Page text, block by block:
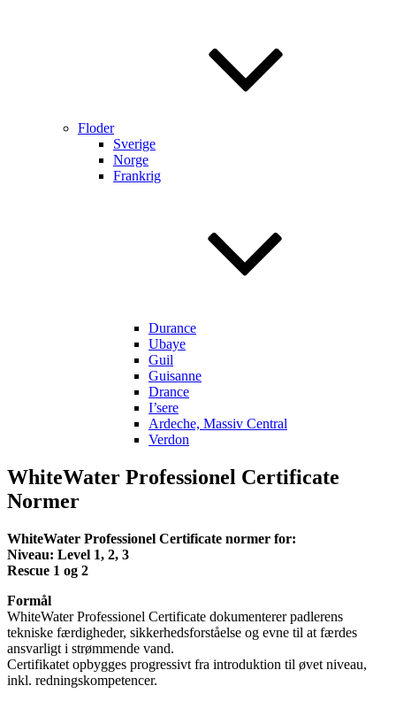
Floder
Sverige
Norge
Frankrig
Durance
Ubaye
Guil
Guisanne
Drance
I’sere
Ardeche, Massiv Central
Verdon
WhiteWater Professionel Certificate
Normer
WhiteWater Professionel Certificate normer for:
Niveau: Level 1, 2, 3
Rescue 1 og 2
Formål
WhiteWater Professionel Certificate dokumenterer padlerens
tekniske færdigheder, sikkerhedsforståelse og evne til at færdes
ansvarligt i strømmende vand.
Certifikatet opbygges progressivt fra introduktion til øvet niveau,
inkl. redningskompetencer.